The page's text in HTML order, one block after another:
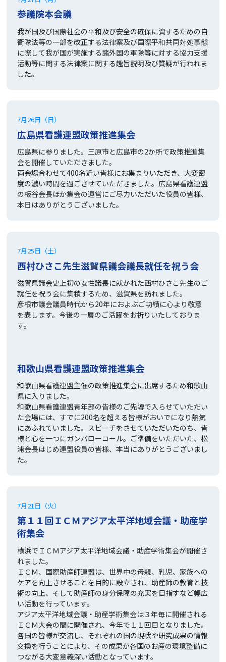
参議院本会議
我が国及び国際社会の平和及び安全の確保に資するための自
衛隊法等の一部を改正する法律案及び国際平和共同対処事態
に際して我が国が実施する諸外国の軍隊等に対する協力支援
活動等に関する法律案に関する趣旨説明及び質疑が行われま
した。
7月26日（日）
広島県看護連盟政策推進集会
広島県に参りました。三原市と広島市の2か所で政策推進集
会を開催していただきました。
両会場合わせて400名近い皆様にお集まりいただき、大変密
度の濃い時間を過ごさせていただきました。広島県看護連盟
の板谷会長ほか集会の運営にご尽力いただいた役員の皆様、
本日はありがとうございました。
7月25日（土）
西村ひさこ先生滋賀県議会議長就任を祝う会
滋賀県議会史上初の女性議長に就かれた西村ひさこ先生のご
就任を祝う会に集積するため、滋賀県を訪れました。
彦根市議会議員時代から20年におよぶご功績に心より敬意
を表します。今後の一層のご活躍をお祈りいたしておりま
す。
和歌山県看護連盟政策推進集会
和歌山県看護連盟主催の政策推進集会に出席するため和歌山
県に入りました。
和歌山県看護連盟青年部の皆様のご先導で入らせていただい
た会場には、すでに200名を超える皆様がおいでになり熱気
にあふれていました。スピーチをさせていただいたのち、皆
様と心を一つにガンバローコール。ご準備をいただいた、松
浦会長はじめ連盟役員の皆様、本当にありがとうございまし
た。
7月21日（火）
第１１回ＩＣＭアジア太平洋地域会議・助産学
術集会
横浜でＩＣＭアジア太平洋地域会議・助産学術集会が開催さ
れました。
ＩＣＭ、国際助産師連盟は、世界中の母親、乳児、家族への
ケアを向上させることを目的に設立され、助産師の教育と技
術の向上、そして助産師の身分保障の充実を目指すなど幅広
い活動を行っています。
アジア太平洋地域会議・助産学術集会は３年毎に開催される
ＩＣＭ大会の間に開催され、今年で１１回目となりました。
各国の皆様が交流し、それぞれの国の現状や研究成果の情報
交換を行うことにより、その成果が各国のお産の環境整備に
つながる大変意義深い活動となっています。